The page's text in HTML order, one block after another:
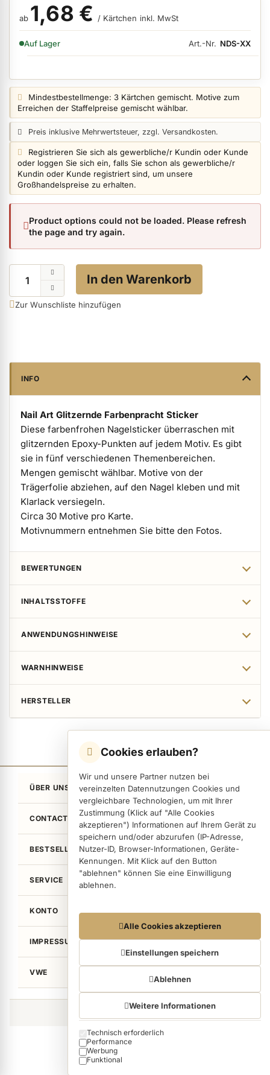
Cookies erlauben?
Wir und unsere Partner nutzen bei
vereinzelten Datennutzungen Cookies und
vergleichbare Technologien, um mit Ihrer
Zustimmung (Klick auf "Alle Cookies
akzeptieren") Informationen auf Ihrem Gerät zu
speichern und/oder abzurufen (IP-Adresse,
Nutzer-ID, Browser-Informationen, Geräte-
Kennungen. Mit Klick auf den Button
"ablehnen" können Sie eine Einwilligung
ablehnen.
Datennutzungen
Wir arbeiten mit Partnern zusammen, die von
Ihrem Endgerät abgerufene Daten
(Trackingdaten) auch zu eigenen Zwecken
(z.B. Profilbildungen) / zu Zwecken Dritter
sondern auch deren Weiterverarbeitung durch
diese Anbieter einer Einwilligung. Die
Trackingdaten werden erst dann erhoben,
wenn Sie auf den in dem Button "Alle Cookies
akzeptieren" klicken. Bei den Partnern handelt
Alle Cookies akzeptieren
Einstellungen speichern
Ablehnen
Weitere Informationen
Cookie categories
Technisch erforderlich
Performance
Werbung
Funktional
Hygiene anzeigen
Skintrix anzeigen
Hand- & Körperpflege anzeigen
Füße & Zehenringe anzeigen
Verpackungen & Verkaufshilfen anzeigen
ab 1,68 € / Kärtchen inkl. MwSt
VERFÜGBARKEIT:
Auf Lager Art.-Nr. NDS-XX
Preisangabe:
Mindestbestellmenge: 3 Kärtchen gemischt. Motive zum
Erreichen der Staffelpreise gemischt wählbar.
Preisangabe:
Preis inklusive Mehrwertsteuer, zzgl. Versandkosten.
Login info:
Registrieren Sie sich als gewerbliche/r Kundin oder Kunde
oder loggen Sie sich ein, falls Sie schon als gewerbliche/r
Kundin oder Kunde registriert sind, um unsere
Großhandelspreise zu erhalten.
Product options could not be loaded. Please refresh
the page and try again.
In den Warenkorb
Zur Wunschliste hinzufügen
INFO
Nail Art Glitzernde Farbenpracht Sticker
Diese farbenfrohen Nagelsticker überraschen mit
glitzernden Epoxy-Punkten auf jedem Motiv. Es gibt
sie in fünf verschiedenen Themenbereichen.
Mengen gemischt wählbar. Motive von der
Trägerfolie abziehen, auf den Nagel kleben und mit
Klarlack versiegeln.
Circa 30 Motive pro Karte.
Motivnummern entnehmen Sie bitte den Fotos.
BEWERTUNGEN
INHALTSSTOFFE
ANWENDUNGSHINWEISE
WARNHINWEISE
HERSTELLER
ÜBER UNS
CONTACT
BESTSELLER
SERVICE
KONTO
IMPRESSUM / LEGAL
VWE